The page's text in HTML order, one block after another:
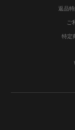
返品特
ご
特定